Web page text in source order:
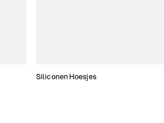
Siliconen Hoesjes